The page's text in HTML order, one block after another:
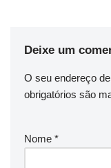
Deixe um
O seu endereço
obrigatórios são
Nome *